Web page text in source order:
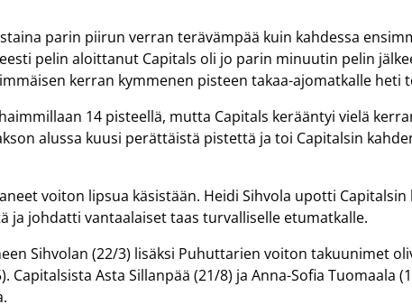
parin piirun verran terävämpää kuin kahdessa
pelin aloittanut Capitals oli jo parin minuutin pelin
kerran kymmenen pisteen takaa-ajomatkalle heti
14 pisteellä, mutta Capitals kerääntyi vielä
alussa kuusi perättäistä pistettä ja toi Capitalsin
voiton lipsua käsistään. Heidi Sihvola upotti
ja johdatti vantaalaiset taas turvalliselle etumatkalle.
Sihvolan (22/3) lisäksi Puhuttarien voiton takuunimet
Capitalsista Asta Sillanpää (21/8) ja Anna-Sofia Tuomaala